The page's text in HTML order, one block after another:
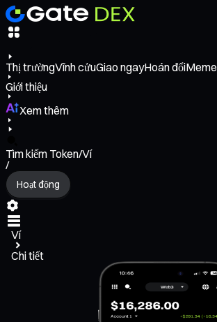
Thị trườngVĩnh cửuGiao ngayHoán đổiMeme
Giới thiệu
Xem thêm
Tìm kiếm Token/Ví
/
Hoạt động
Ví
Chi tiết